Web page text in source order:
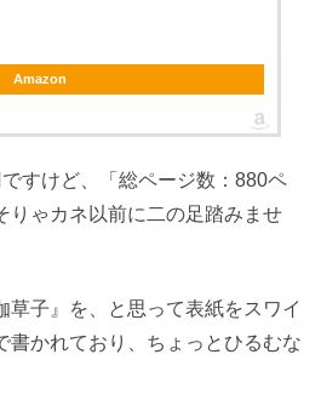
Amazon
すけど、「総ページ数：880ペ
りゃカネ以前に二の足踏みませ
草子』を、と思って表紙をスワイ
書かれており、ちょっとひるむな